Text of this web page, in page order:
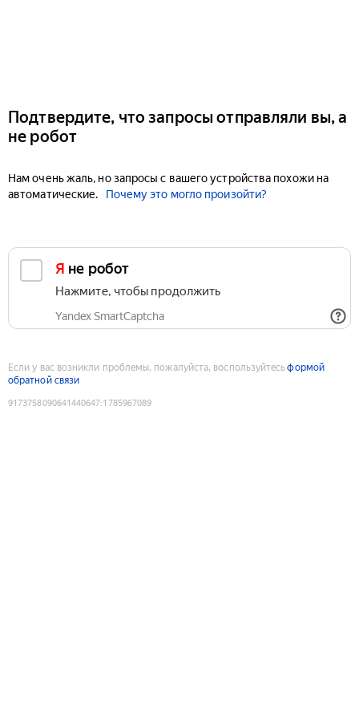
Подтвердите, что запросы отправляли вы, а
не робот
Нам очень жаль, но запросы с вашего устройства похожи на
автоматические.
Почему это могло произойти?
Я не робот
Нажмите, чтобы продолжить
Yandex SmartCaptcha
Если у вас возникли проблемы, пожалуйста, воспользуйтесьформой
обратной связи
9173758090641440647:1785967089